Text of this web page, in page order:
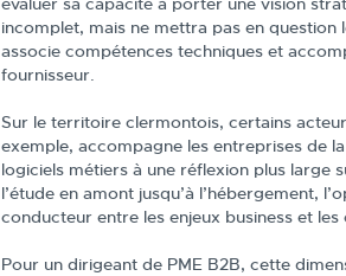
incomplet, mais ne mettra pas en question
associe compétences techniques et
fournisseur.
Sur le territoire clermontois, certains
exemple, accompagne les entreprises de
logiciels métiers à une réflexion plus large
l’étude en amont jusqu’à l’hébergement,
conducteur entre les enjeux business et les
Pour un dirigeant de PME B2B, cette